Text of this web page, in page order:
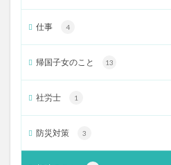
仕事 4
帰国子女のこと 13
社労士 1
防災対策 3